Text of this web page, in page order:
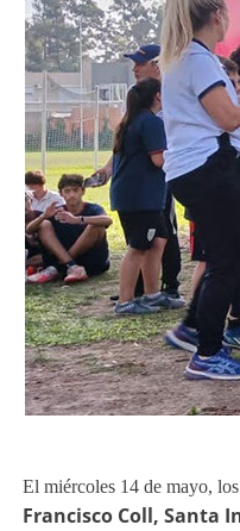
Francisco Coll, Santa